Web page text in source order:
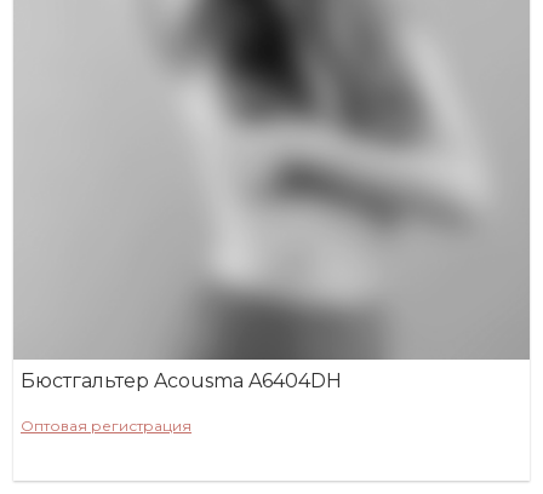
Бюстгальтер Acousma A6404DH
Оптовая регистрация